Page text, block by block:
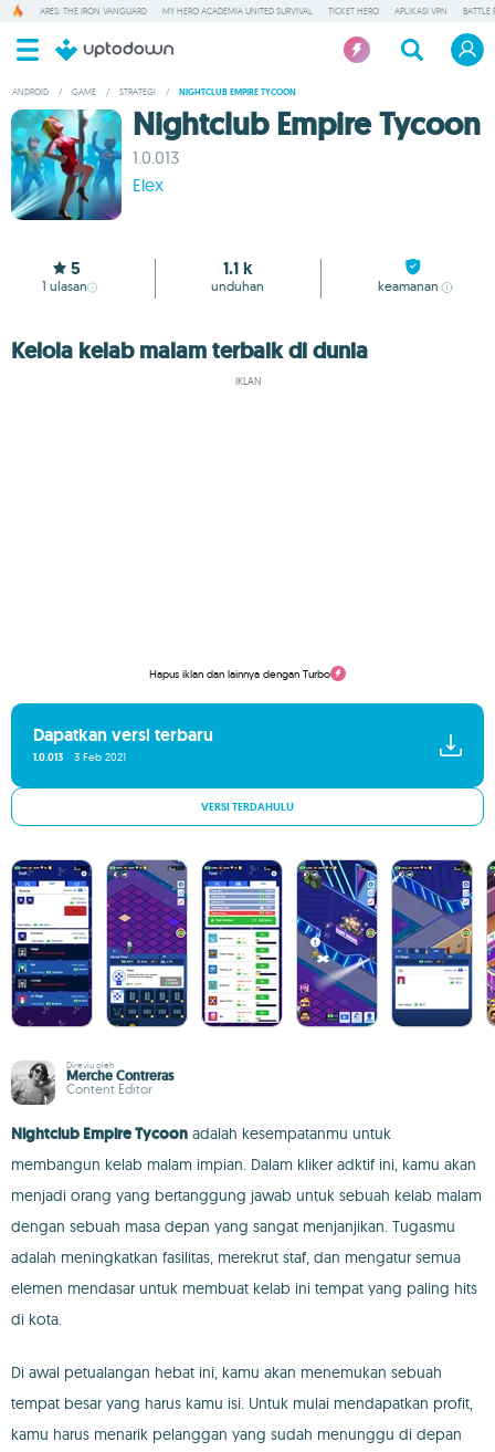
ARES: THE IRON VANGUARD MY HERO ACADEMIA UNITED SURVIVAL TICKET HERO APLIKASI VPN BATTLE
ANDROID / GAME / STRATEGI / NIGHTCLUB EMPIRE TYCOON
Nightclub Empire Tycoon
1.0.013
Elex
5
1 ulasan
1.1 k
unduhan keamanan
Kelola kelab malam terbaik di dunia
IKLAN
Hapus iklan dan lainnya dengan Turbo
Dapatkan versi terbaru
1.0.013 3 Feb 2021
VERSI TERDAHULU
Direviu oleh
Merche Contreras
Content Editor
Nightclub Empire Tycoon adalah kesempatanmu untuk
membangun kelab malam impian. Dalam kliker adktif ini, kamu akan
menjadi orang yang bertanggung jawab untuk sebuah kelab malam
dengan sebuah masa depan yang sangat menjanjikan. Tugasmu
adalah meningkatkan fasilitas, merekrut staf, dan mengatur semua
elemen mendasar untuk membuat kelab ini tempat yang paling hits
di kota.
Di awal petualangan hebat ini, kamu akan menemukan sebuah
tempat besar yang harus kamu isi. Untuk mulai mendapatkan profit,
kamu harus menarik pelanggan yang sudah menunggu di depan